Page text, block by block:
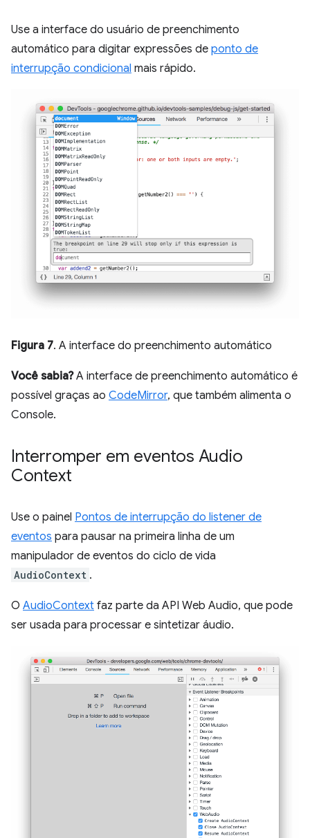
Use a interface do usuário de preenchimento
automático para digitar expressões de ponto de
interrupção condicional mais rápido.
Figura 7. A interface do preenchimento automático
Você sabia?A interface de preenchimento automático é
possível graças ao CodeMirror, que também alimenta o
Console.
Interromper em eventos Audio
Context
Use o painel Pontos de interrupção do listener de
eventos para pausar na primeira linha de um
manipulador de eventos do ciclo de vida
AudioContext .
O AudioContext faz parte da API Web Audio, que pode
ser usada para processar e sintetizar áudio.